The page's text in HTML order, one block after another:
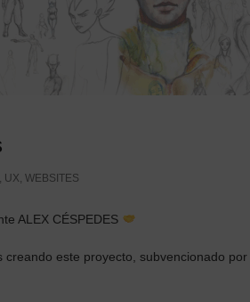
, UX, WEBSITES
ALEX CÉSPEDES
creando este proyecto, subvencionado por